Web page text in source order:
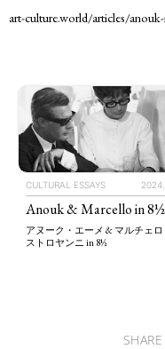
TAGS
POLITICS
art-culture.world/articles/
CULTURAL ESSAYS
Anouk & Marcello in 8½
アヌーク・エーメ & マルチェロ
ストロヤンニ in 8½
SHARE